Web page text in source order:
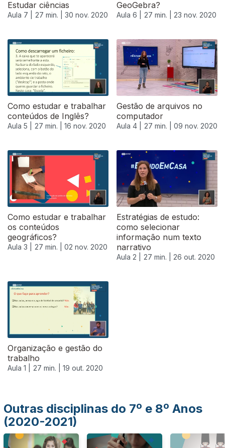
Estudar ciências
Aula 7 | 27 min. | 30 nov. 2020
GeoGebra?
Aula 6 | 27 min. | 23 nov. 2020
Como estudar e trabalhar
conteúdos de Inglês?
Aula 5 | 27 min. | 16 nov. 2020
Gestão de arquivos no
computador
Aula 4 | 27 min. | 09 nov. 2020
Como estudar e trabalhar
os conteúdos
geográficos?
Aula 3 | 27 min. | 02 nov. 2020
Estratégias de estudo:
como selecionar
informação num texto
narrativo
Aula 2 | 27 min. | 26 out. 2020
Organização e gestão do
trabalho
Aula 1 | 27 min. | 19 out. 2020
499865
Outras disciplinas do 7º e 8º Anos
(2020-2021)